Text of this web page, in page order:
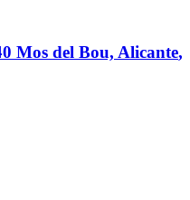
Mos del Bou, Alicante,